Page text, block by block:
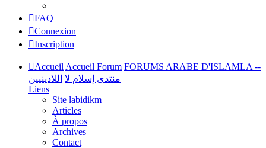
FAQ
Connexion
Inscription
Accueil Accueil Forum FORUMS ARABE D'ISLAMLA --
منتدى إسلام لا اللادينيين
Liens
Site labidikm
Articles
À propos
Archives
Contact